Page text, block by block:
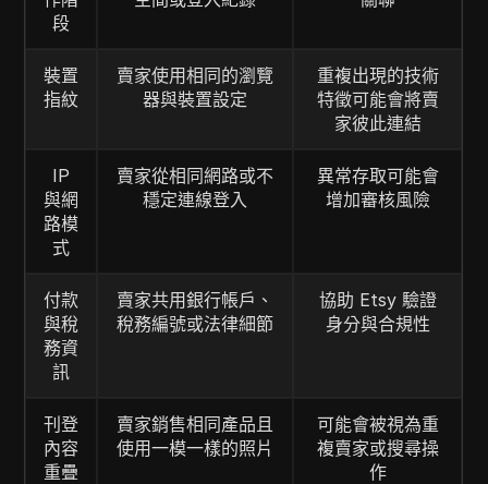
段
裝置
指紋
賣家使用相同的瀏覽
器與裝置設定
重複出現的技術
特徵可能會將賣
家彼此連結
IP
與網
路模
式
賣家從相同網路或不
穩定連線登入
異常存取可能會
增加審核風險
付款
與稅
務資
訊
賣家共用銀行帳戶、
稅務編號或法律細節
協助 Etsy 驗證
身分與合規性
刊登
內容
重疊
賣家銷售相同產品且
使用一模一樣的照片
可能會被視為重
複賣家或搜尋操
作